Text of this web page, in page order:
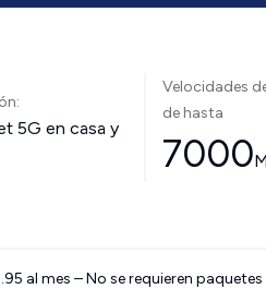
5G en casa y
Velocidades
de hasta
7000
al mes – No se requieren